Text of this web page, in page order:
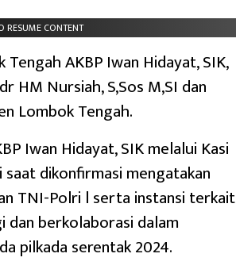
RESUME CONTENT
AKBP Iwan Hidayat, SIK,
HM Nursiah, S,Sos M,SI dan
Lombok Tengah.
Iwan Hidayat, SIK melalui Kasi
saat dikonfirmasi mengatakan
TNI-Polri l serta instansi terkait
dan berkolaborasi dalam
pilkada serentak 2024.